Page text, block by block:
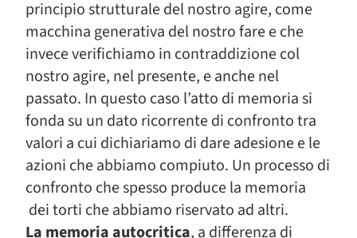
principio strutturale del nostro agire, come
macchina generativa del nostro fare e che
invece verifichiamo in contraddizione col
nostro agire, nel presente, e anche nel
passato. In questo caso l’atto di memoria si
fonda su un dato ricorrente di confronto tra
valori a cui dichiariamo di dare adesione e le
azioni che abbiamo compiuto. Un processo di
confronto che spesso produce la memoria
dei torti che abbiamo riservato ad altri.
La memoria autocritica, a differenza di